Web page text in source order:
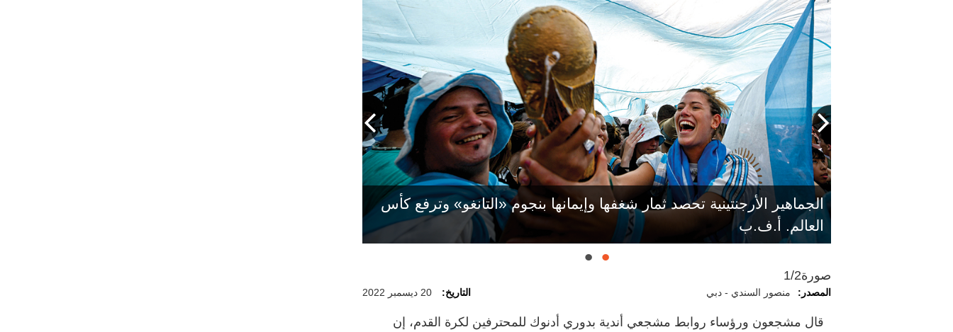
الجماهير الأرجنتينية تحصد ثمار شغفها وإيمانها بنجوم «التانغو» وترفع كأس
العالم. أ.ف.ب
صورة1/2
المصدر: منصور السندي - دبي التاريخ: 20 ديسمبر 2022
قال مشجعون ورؤساء روابط مشجعي أندية بدوري أدنوك للمحترفين لكرة القدم، إن